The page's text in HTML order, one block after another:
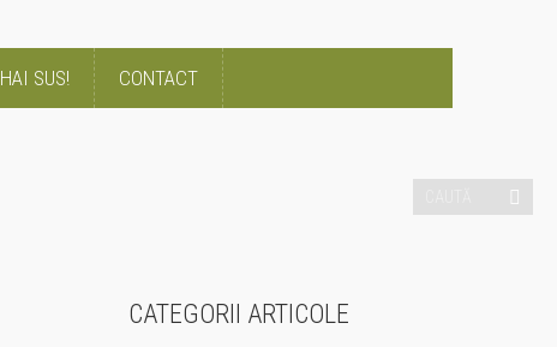
HAI SUS! CONTACT
CATEGORII ARTICOLE